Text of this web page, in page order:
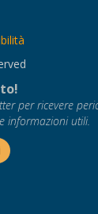
per ricevere
informazioni utili.